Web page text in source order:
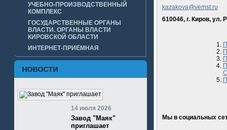
УЧЕБНО-ПРОИЗВОДСТВЕННЫЙ
КОМПЛЕКС
ГОСУДАРСТВЕННЫЕ ОРГАНЫ
ВЛАСТИ. ОРГАНЫ ВЛАСТИ
КИРОВСКОЙ ОБЛАСТИ
ИНТЕРНЕТ-ПРИЁМНАЯ
НОВОСТИ
14 июля 2026
Завод "Маяк"
приглашает
kazakova@vemst.ru
610046, г. Киров, ул.
Мы в социальных